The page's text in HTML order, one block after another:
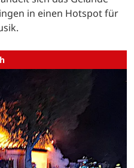
in einen Hotspot für